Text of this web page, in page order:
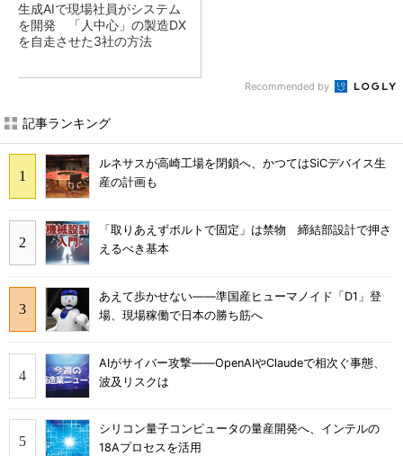
生成AIで現場社員がシステム
を開発 「人中心」の製造DX
を自走させた3社の方法
Recommended by
記事ランキング
ルネサスが高崎工場を閉鎖へ、かつてはSiCデバイス生
産の計画も
「取りあえずボルトで固定」は禁物 締結部設計で押さ
えるべき基本
あえて歩かせない――準国産ヒューマノイド「D1」登
場、現場稼働で日本の勝ち筋へ
AIがサイバー攻撃――OpenAIやClaudeで相次ぐ事態、
波及リスクは
シリコン量子コンピュータの量産開発へ、インテルの
18Aプロセスを活用